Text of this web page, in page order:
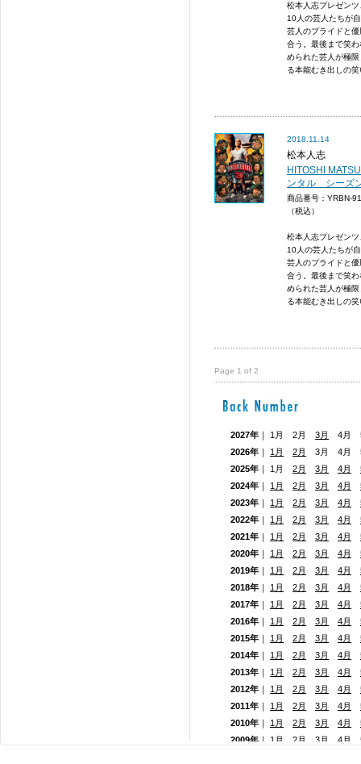
松本人志プレゼン
10人の芸人たちが
芸人のプライドと
合う。最後まで笑
められた芸人が極
る本能むき出しの
2018.11.14
松本人志
HITOSHI
ンタル シーズ
商品番号：YRBN-
（税込）
松本人志プレゼン
10人の芸人たちが
芸人のプライドと
合う。最後まで笑
められた芸人が極
る本能むき出しの
Page 1 of 2
2027年 ｜ 1月 2月 3月
4月
2026年 ｜ 1月 2月
3月 4月
2025年 ｜ 1月 2月 3月 4月
2024年 ｜ 1月 2月 3月 4月
2023年 ｜ 1月 2月 3月 4月
2022年 ｜ 1月 2月 3月 4月
2021年 ｜ 1月 2月 3月 4月
2020年 ｜ 1月 2月 3月 4月
2019年 ｜ 1月 2月 3月 4月
2018年 ｜ 1月 2月 3月 4月
2017年 ｜ 1月 2月 3月 4月
2016年 ｜ 1月 2月 3月 4月
2015年 ｜ 1月 2月 3月 4月
2014年 ｜ 1月 2月 3月 4月
2013年 ｜ 1月 2月 3月 4月
2012年 ｜ 1月 2月 3月 4月
2011年 ｜ 1月 2月 3月 4月
2010年 ｜ 1月 2月 3月 4月
2009年 ｜ 1月 2月 3月 4月